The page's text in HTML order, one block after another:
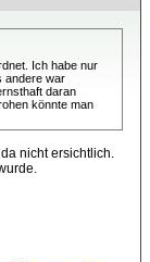
Ich habe nur
andere war
daran
könnte man
nicht ersichtlich.